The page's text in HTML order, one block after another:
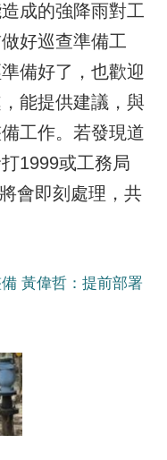
成的強降雨對工
好巡查準備工
備好了，也歡迎
能提供建議，與
工作。若發現道
1999或工務局
會即刻處理，共
黃偉哲：提前部署